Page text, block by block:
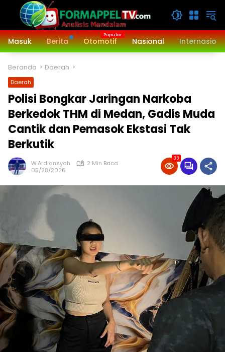
Langsung
konten
Masuk
Berita Otomotif Nasional
Beranda Daerah
Daerah
Polisi Bongkar Jaringan Narkoba
Berkedok THM di Medan, Gadis Muda
Cantik dan Pemasok Ekstasi Tak
Berkutik
W.Ardiansyah
2 Min Baca
05/28/2026
33